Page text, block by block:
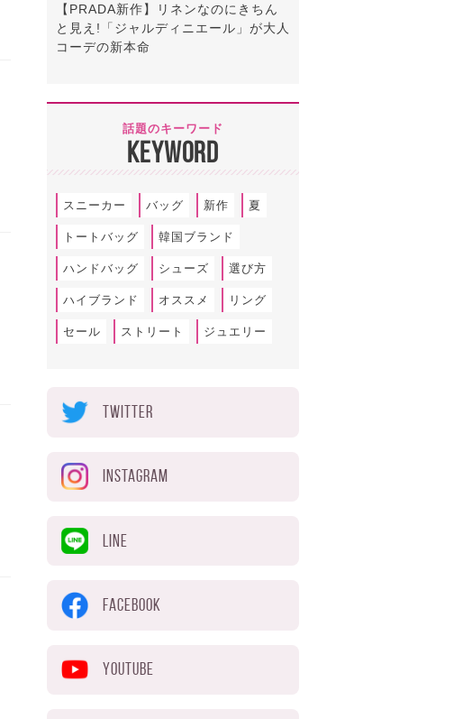
【PRADA新作】リネンなのにきちん
と見え!「ジャルディニエール」が大人
コーデの新本命
話題のキーワード
KEYWORD
スニーカー バッグ 新作 夏
トートバッグ 韓国ブランド
ハンドバッグ シューズ 選び方
ハイブランド オススメ リング
セール ストリート ジュエリー
TWITTER
INSTAGRAM
LINE
FACEBOOK
YOUTUBE